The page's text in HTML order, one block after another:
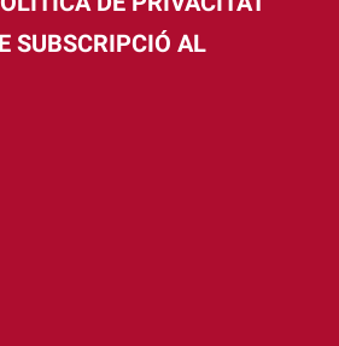
SUBSCRIPCIÓ AL